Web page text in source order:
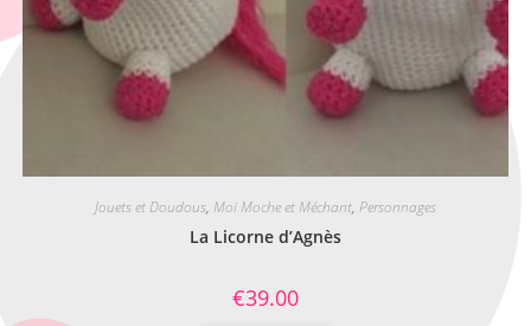
Jouets et Doudous, Moi Moche et Méchant, Personnages
La Licorne d’Agnès
€39.00